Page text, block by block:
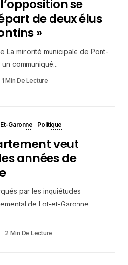
se
de deux élus
»
La minorité municipale de Pont-
communiqué...
1 Min De Lecture
Garonne Politique
veut
années de
par les inquiétudes
de Lot-et-Garonne
2 Min De Lecture